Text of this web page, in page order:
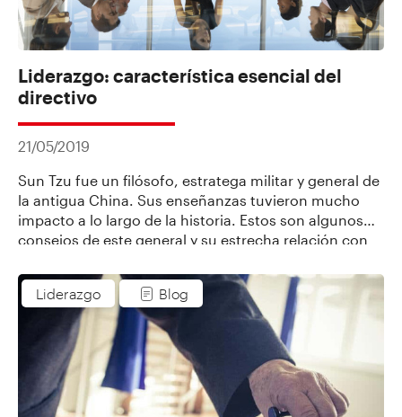
Liderazgo: característica esencial del
directivo
21/05/2019
Sun Tzu fue un filósofo, estratega militar y general de
la antigua China. Sus enseñanzas tuvieron mucho
impacto a lo largo de la historia. Estos son algunos
consejos de este general y su estrecha relación con
Liderazgo
Blog